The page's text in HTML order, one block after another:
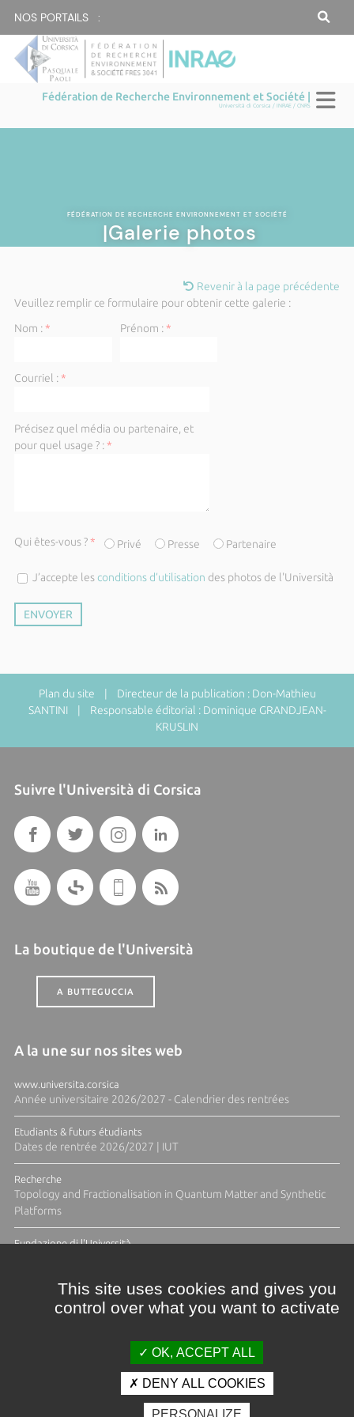
NOS PORTAILS :
Fédération de Recherche Environnement et Société |
Università di Corsica / INRAE / CNRS
FÉDÉRATION DE RECHERCHE ENVIRONNEMENT ET SOCIÉTÉ
|Galerie photos
Revenir à la page précédente
Veuillez remplir ce formulaire pour obtenir cette galerie :
Nom :* Prénom :*
Courriel :*
Précisez quel média ou partenaire, et
pour quel usage ? :*
Qui êtes-vous ?* Privé Presse Partenaire
J’accepte lesconditions d’utilisation des photos de l'Università
Plan du site | Directeur de la publication : Don-Mathieu
SANTINI | Responsable éditorial : Dominique GRANDJEAN-
KRUSLIN
Suivre l'Università di Corsica
La boutique de l'Università
A BUTTEGUCCIA
A la une sur nos sites web
www.universita.corsica
Année universitaire 2026/2027 - Calendrier des rentrées
Etudiants & futurs étudiants
Dates de rentrée 2026/2027 | IUT
Recherche
Topology and Fractionalisation in Quantum Matter and Synthetic
Platforms
Fundazione di l'Università
Crédits et mentions légales
This site uses cookies and gives you
control over what you want to activate
OK, ACCEPT ALL
DENY ALL COOKIES
PERSONALIZE